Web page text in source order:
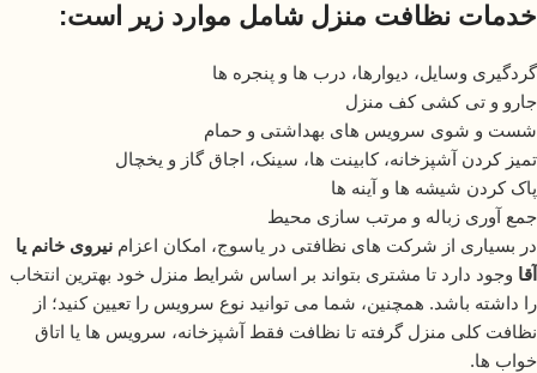
خدمات نظافت منزل شامل موارد زیر است:
گردگیری وسایل، دیوارها، درب ها و پنجره ها
جارو و تی کشی کف منزل
شست و شوی سرویس های بهداشتی و حمام
تمیز کردن آشپزخانه، کابینت ها، سینک، اجاق گاز و یخچال
پاک کردن شیشه ها و آینه ها
جمع آوری زباله و مرتب سازی محیط
در بسیاری از شرکت های نظافتی در یاسوج، امکان اعزام نیروی خانم یا
آقا وجود دارد تا مشتری بتواند بر اساس شرایط منزل خود بهترین انتخاب
را داشته باشد. همچنین، شما می توانید نوع سرویس را تعیین کنید؛ از
نظافت کلی منزل گرفته تا نظافت فقط آشپزخانه، سرویس ها یا اتاق
خواب ها.